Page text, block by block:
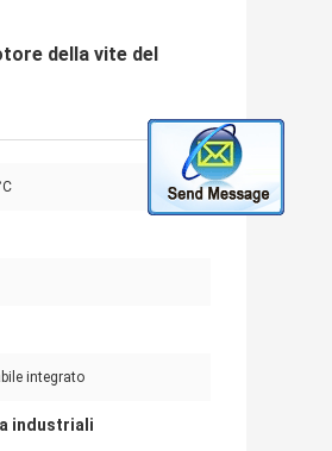
della vite del
integrato
industriali